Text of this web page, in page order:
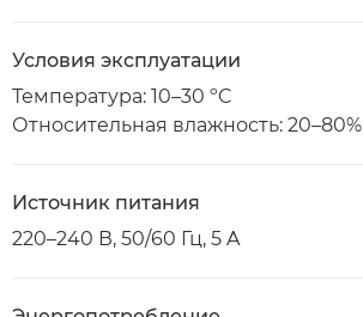
Условия эксплуатации
Температура: 10–30 ºC
Относительная влажность: 20–80%
Источник питания
220–240 В, 50/60 Гц, 5 A